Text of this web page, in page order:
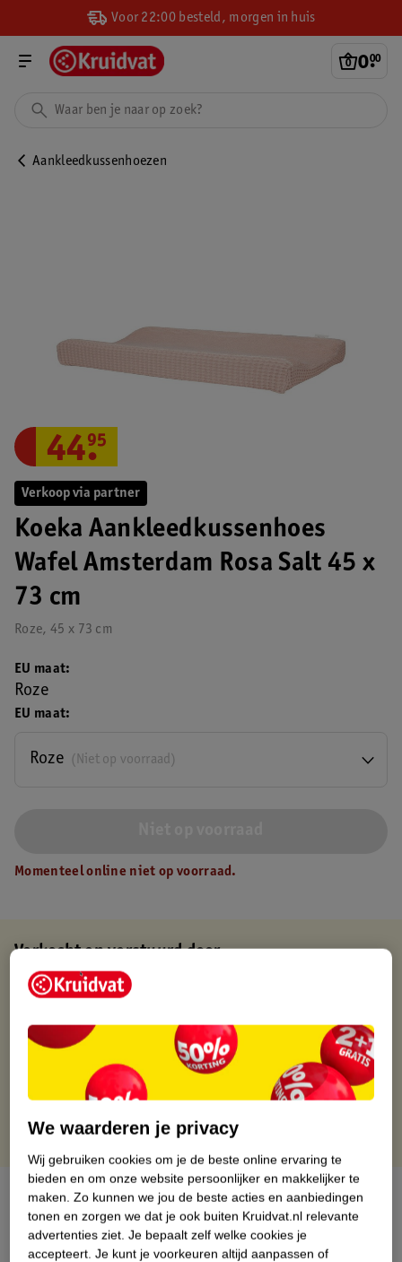
Voor 22:00 besteld, morgen in huis
0.
00
Aankleedkussenhoezen
Verkoop via partner
Koeka Aankleedkussenhoes
Wafel Amsterdam Rosa Salt 45 x
73 cm
Roze, 45 x 73 cm
44.
95
EU maat
(Niet op voorraad)
Roze
EU maat
Roze
Momenteel online niet op voorraad.
Verkocht en verstuurd door
Baby en Tiener Megastore
Gratis thuisbezorgd
Gratis retourneren via verkooppartner.
Gratis punten met je Kruidvat kaart
Over dit product
Productinformatie
We waarderen je privacy
Wij gebruiken cookies om je de beste online ervaring te
bieden en om onze website persoonlijker en makkelijker te
maken. Zo kunnen we jou de beste acties en aanbiedingen
tonen en zorgen we dat je ook buiten Kruidvat.nl relevante
advertenties ziet. Je bepaalt zelf welke cookies je
accepteert. Je kunt je voorkeuren altijd aanpassen of